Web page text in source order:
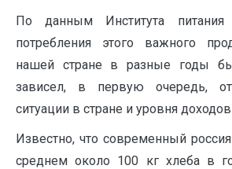
По данным Института
потребления этого важного
нашей стране в разные годы
зависел, в первую очередь, от
ситуации в стране и уровня
Известно, что современный
среднем около 100 кг хлеба в